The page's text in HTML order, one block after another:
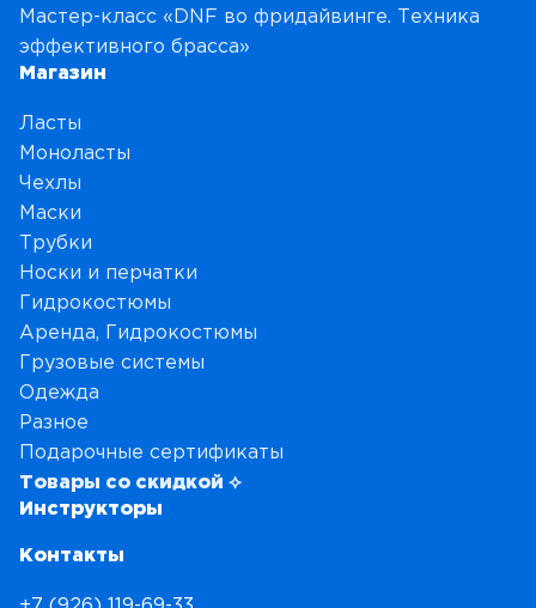
Мастер-класс «DNF во фридайвинге. Техника
эффективного брасса»
Магазин
Ласты
Моноласты
Чехлы
Маски
Трубки
Носки и перчатки
Гидрокостюмы
Аренда, Гидрокостюмы
Грузовые системы
Одежда
Разное
Подарочные сертификаты
Товары со скидкой ⟡
Инструкторы
Контакты